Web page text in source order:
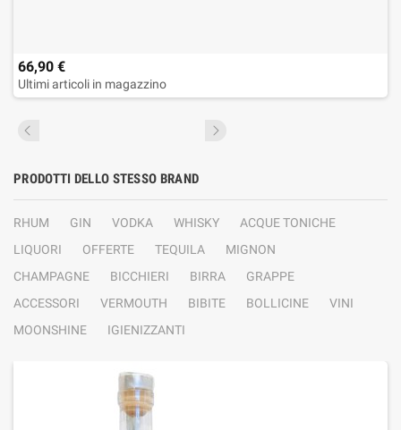
66,90 €
Ultimi articoli in magazzino
PRODOTTI DELLO STESSO BRAND
RHUM GIN VODKA WHISKY
ACQUE TONICHE
LIQUORI
OFFERTE TEQUILA
MIGNON
CHAMPAGNE
BICCHIERI BIRRA
GRAPPE
ACCESSORI
VERMOUTH BIBITE BOLLICINE
VINI
MOONSHINE
IGIENIZZANTI